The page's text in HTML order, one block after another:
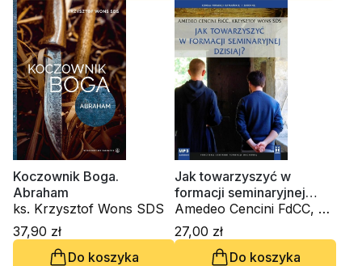
Koczownik Boga.
Abraham
ks. Krzysztof Wons SDS
37,90 zł
Do koszyka
Jak towarzyszyć w
formacji seminaryjnej
dzisiaj? (CD-audiobook)
Amedeo Cencini FdCC, ks.
Krzysztof Wons SDS
27,00 zł
Do koszyka